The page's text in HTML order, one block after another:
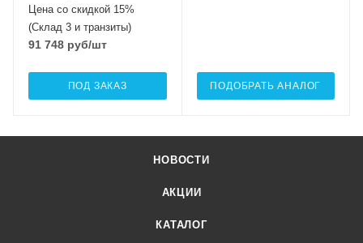
Цена со скидкой 15%
(Склад 3 и транзиты)
91 748 руб/шт
ПОД ЗАКАЗ ПОДОБРАТЬ АНАЛОГ
НОВОСТИ
АКЦИИ
КАТАЛОГ